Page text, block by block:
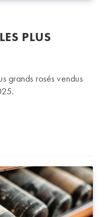
PLUS
grands rosés vendus
les plus chers